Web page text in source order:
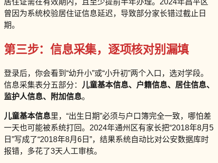
居住证需在有效期内，且至少提前半年办理。2024年昌平区
曾因为系统校验居住证信息延迟，导致部分家长错过截止日
期。
第三步：信息采集，逐项核对别漏填
登录后，你会看到“幼升小”或“小升初”两个入口，选对学段。
信息采集表分五部分：
儿童基本信息、户籍信息、居住信息、
监护人信息、附加信息。
儿童基本信息里，“出生日期”必须与户口簿完全一致，哪怕差
一天也可能被系统打回。2024年通州区有家长把“2018年8月5
日”写成了“2018年8月6日”，结果系统自动比对公安数据库时
报错，多花了3天人工审核。